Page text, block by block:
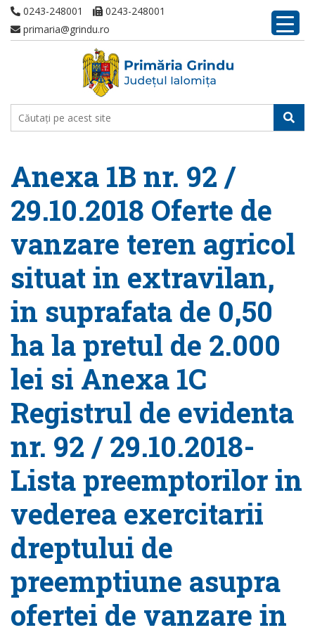
0243-248001
0243-248001
primaria@grindu.ro
Anexa 1B nr. 92 /
29.10.2018 Oferte de
vanzare teren agricol
situat in extravilan,
in suprafata de 0,50
ha la pretul de 2.000
lei si Anexa 1C
Registrul de evidenta
nr. 92 / 29.10.2018-
Lista preemptorilor in
vederea exercitarii
dreptului de
preemptiune asupra
ofertei de vanzare in